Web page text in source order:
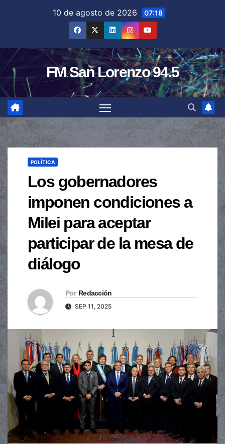
10 de agosto de 2026 07:18
FM San Lorenzo 94.5
POLÍTICA
Los gobernadores
imponen condiciones a
Milei para aceptar
participar de la mesa de
diálogo
Por Redacción
SEP 11, 2025